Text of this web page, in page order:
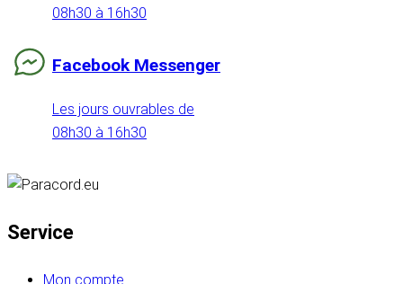
08h30 à 16h30
Facebook Messenger
Les jours ouvrables de
08h30 à 16h30
Service
Mon compte